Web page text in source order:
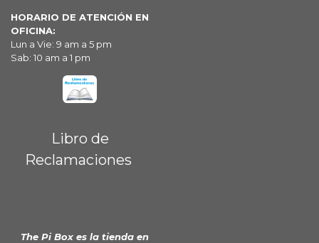
HORARIO DE ATENCIÓN EN
OFICINA:
Lun a Vie: 9 am a 5 pm
Sab: 10 am a 1 pm
Libro de
Reclamaciones
The Pi Box es la tienda en